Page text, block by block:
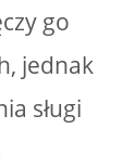
go
jednak
sługi